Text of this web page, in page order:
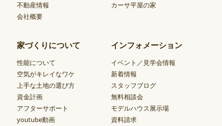
不動産情報
会社概要
カーサ平屋の家
家づくりについて
性能について
空気がキレイなワケ
上手な土地の選び方
資金計画
アフターサポート
youtube動画
インフォメーション
イベント／見学会情報
新着情報
スタッフブログ
無料相談会
モデルハウス展示場
資料請求